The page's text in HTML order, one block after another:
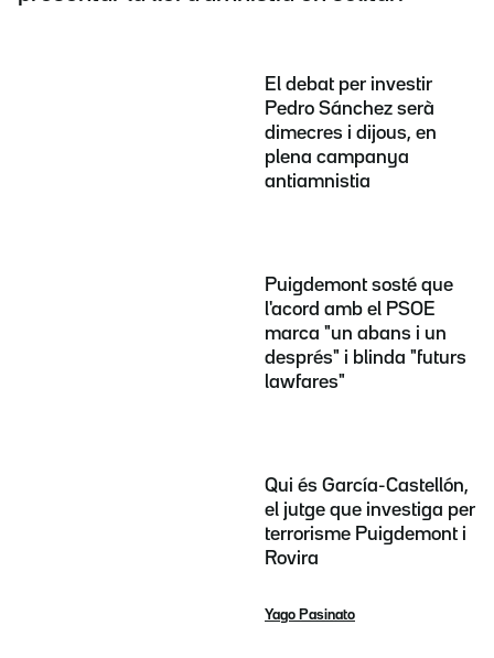
El debat per investir
Pedro Sánchez serà
dimecres i dijous, en
plena campanya
antiamnistia
Puigdemont sosté que
l'acord amb el PSOE
marca "un abans i un
després" i blinda "futurs
lawfares"
Qui és García-Castellón,
el jutge que investiga per
terrorisme Puigdemont i
Rovira
Yago Pasinato